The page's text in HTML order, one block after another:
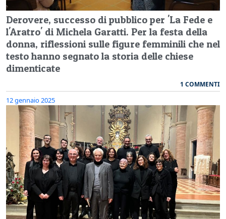
Derovere, successo di pubblico per 'La Fede e
l'Aratro' di Michela Garatti. Per la festa della
donna, riflessioni sulle figure femminili che nel
testo hanno segnato la storia delle chiese
dimenticate
1 COMMENTI
12 gennaio 2025